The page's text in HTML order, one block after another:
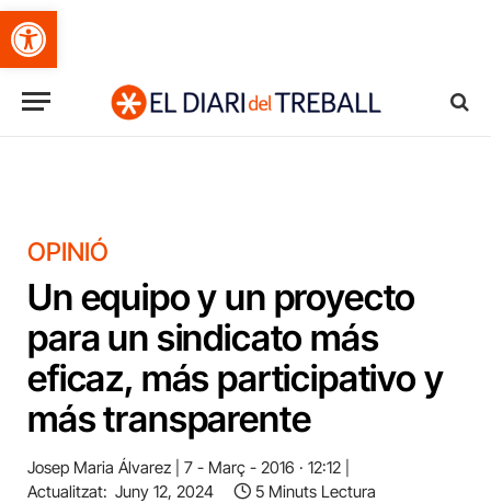
Obre la barra d'eines
OPINIÓ
Un equipo y un proyecto
para un sindicato más
eficaz, más participativo y
más transparente
Josep Maria Álvarez
7 - Març - 2016 · 12:12
Actualitzat: Juny 12, 2024 5 Minuts Lectura